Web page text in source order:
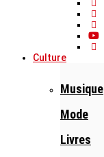
Culture
Musique
Mode
Livres